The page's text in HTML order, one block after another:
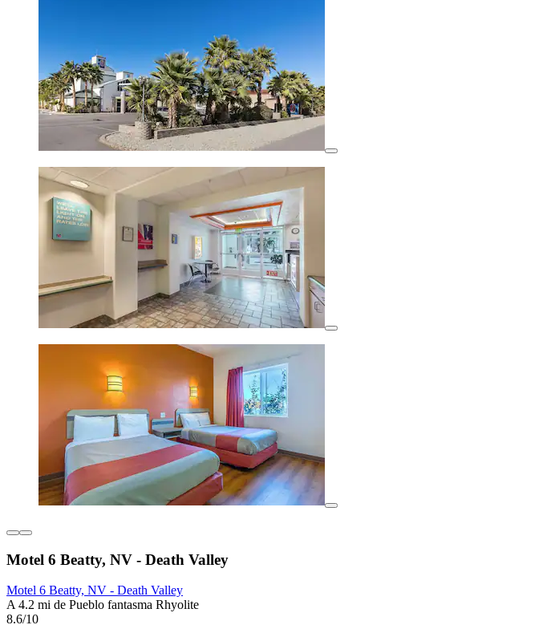
Motel 6 Beatty, NV - Death Valley
Motel 6 Beatty, NV - Death Valley
A 4.2 mi de Pueblo fantasma Rhyolite
8.6/10